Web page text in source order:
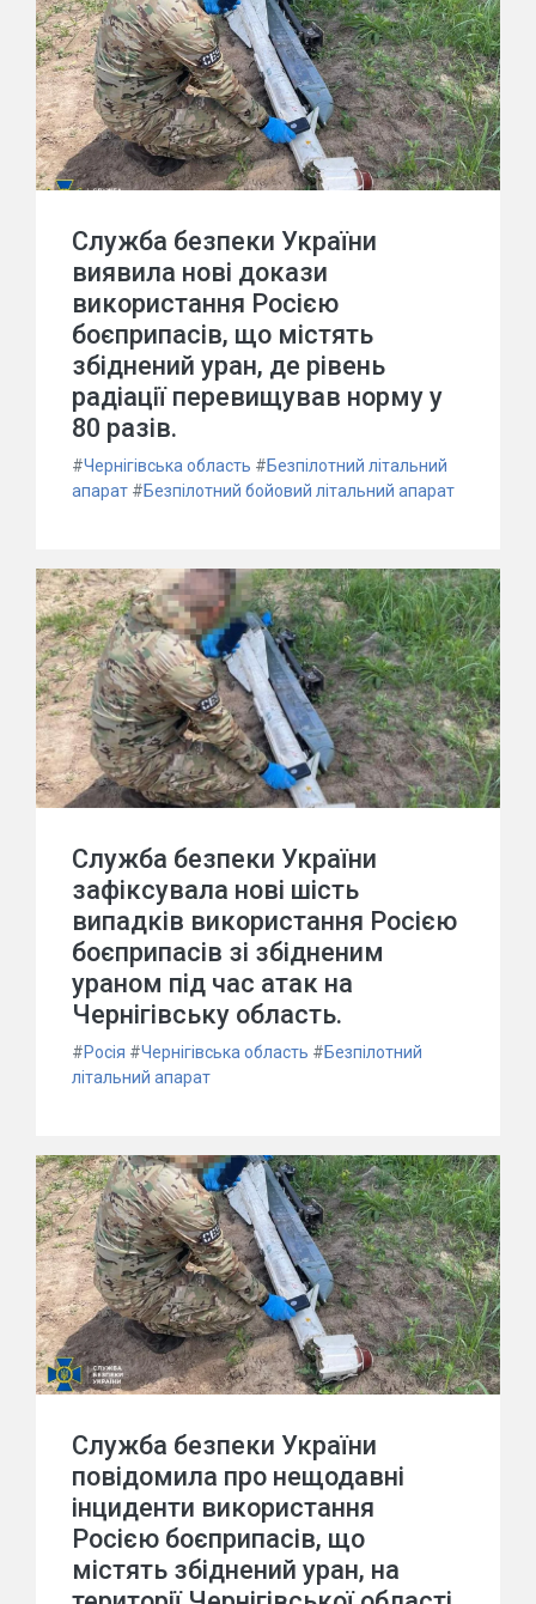
Служба безпеки України
виявила нові докази
використання Росією
боєприпасів, що містять
збіднений уран, де рівень
радіації перевищував норму у
80 разів.
#Чернігівська область #Безпілотний літальний
апарат #Безпілотний бойовий літальний апарат
Служба безпеки України
зафіксувала нові шість
випадків використання Росією
боєприпасів зі збідненим
ураном під час атак на
Чернігівську область.
#Росія #Чернігівська область #Безпілотний
літальний апарат
Служба безпеки України
повідомила про нещодавні
інциденти використання
Росією боєприпасів, що
містять збіднений уран, на